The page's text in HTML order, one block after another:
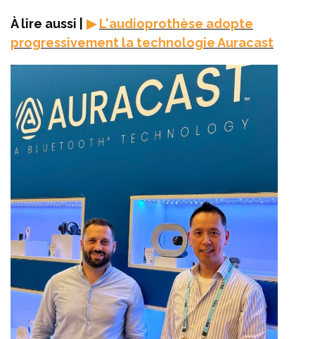
À lire aussi | ▶L'audioprothèse adopte
progressivement la technologie Auracast